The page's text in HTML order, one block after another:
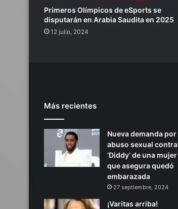
Primeros Olímpicos de eSports se
disputarán en Arabia Saudita en 2025
12 julio, 2024
Más recientes
Nueva demanda por
abuso sexual contra
‘Diddy’ de una mujer
que asegura quedó
embarazada
27 septiembre, 2024
¡Varitas arriba!